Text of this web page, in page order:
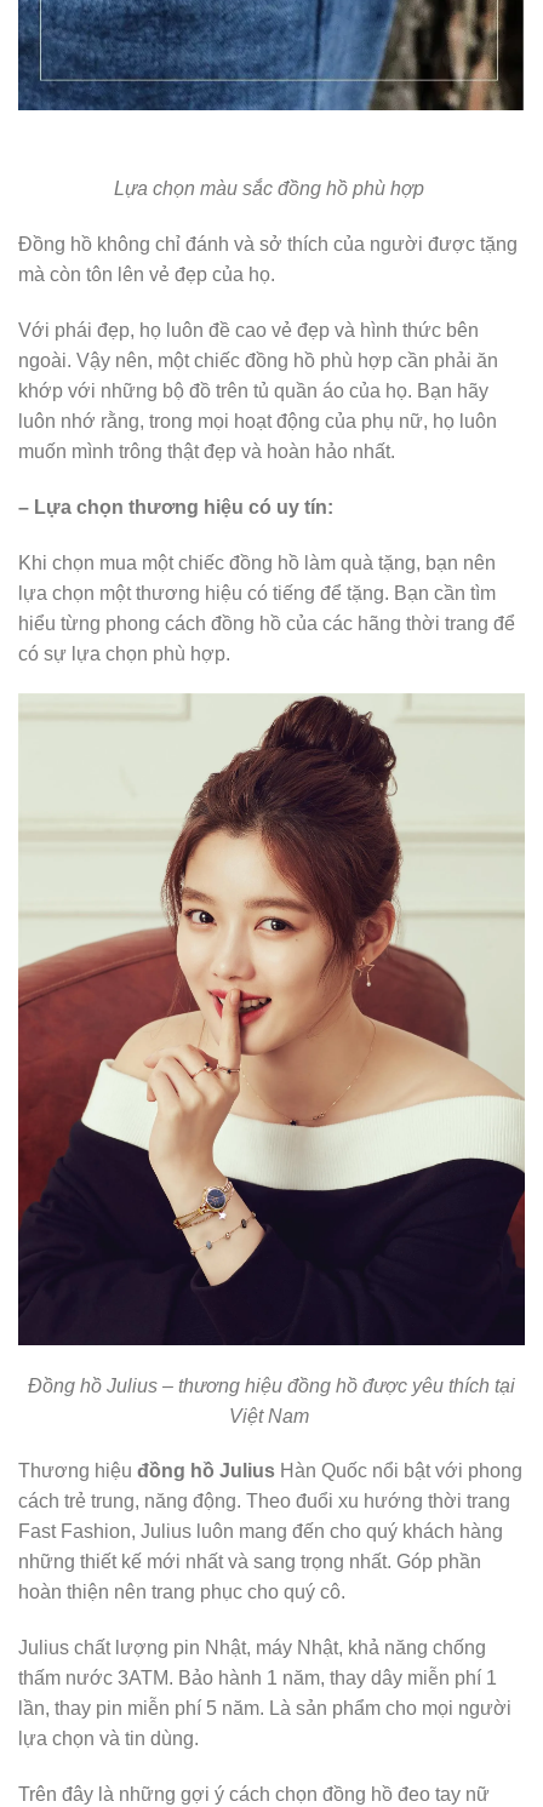
Lựa chọn màu sắc đồng hồ phù hợp
Đồng hồ không chỉ đánh và sở thích của người được tặng
mà còn tôn lên vẻ đẹp của họ.
Với phái đẹp, họ luôn đề cao vẻ đẹp và hình thức bên
ngoài. Vậy nên, một chiếc đồng hồ phù hợp cần phải ăn
khớp với những bộ đồ trên tủ quần áo của họ. Bạn hãy
luôn nhớ rằng, trong mọi hoạt động của phụ nữ, họ luôn
muốn mình trông thật đẹp và hoàn hảo nhất.
– Lựa chọn thương hiệu có uy tín:
Khi chọn mua một chiếc đồng hồ làm quà tặng, bạn nên
lựa chọn một thương hiệu có tiếng để tặng. Bạn cần tìm
hiểu từng phong cách đồng hồ của các hãng thời trang để
có sự lựa chọn phù hợp.
Đồng hồ Julius – thương hiệu đồng hồ được yêu thích tại
Việt Nam
Thương hiệu đồng hồ Julius Hàn Quốc nổi bật với phong
cách trẻ trung, năng động. Theo đuổi xu hướng thời trang
Fast Fashion, Julius luôn mang đến cho quý khách hàng
những thiết kế mới nhất và sang trọng nhất. Góp phần
hoàn thiện nên trang phục cho quý cô.
Julius chất lượng pin Nhật, máy Nhật, khả năng chống
thấm nước 3ATM. Bảo hành 1 năm, thay dây miễn phí 1
lần, thay pin miễn phí 5 năm. Là sản phẩm cho mọi người
lựa chọn và tin dùng.
Trên đây là những gợi ý cách chọn đồng hồ đeo tay nữ